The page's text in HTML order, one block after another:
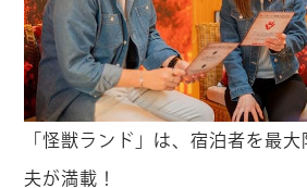
「怪獣ランド」は、宿泊者を最
夫が満載！